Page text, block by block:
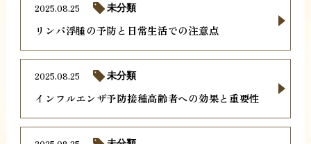
リンパ浮腫の予防と日常生活での注意点
2025.08.25 未分類
インフルエンザ予防接種高齢者への効果と重要性
2025.08.25 未分類